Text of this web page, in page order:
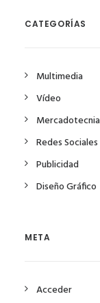
CATEGORÍAS
Multimedia
Vídeo
Mercadotecnia
Redes Sociales
Publicidad
Diseño Gráfico
META
Acceder